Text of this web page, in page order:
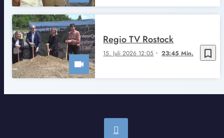
bookmark_border
15. Juli 2026 12:05 23:45 Min.
Regio TV Rostock